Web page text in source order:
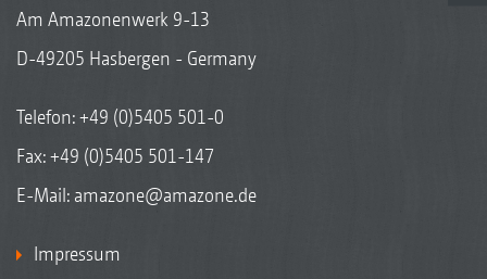
Am Amazonenwerk 9-13
D-49205 Hasbergen - Germany
Telefon:+49 (0)5405 501-0
Fax: +49 (0)5405 501-147
E-Mail: amazone@amazone.de
Impressum